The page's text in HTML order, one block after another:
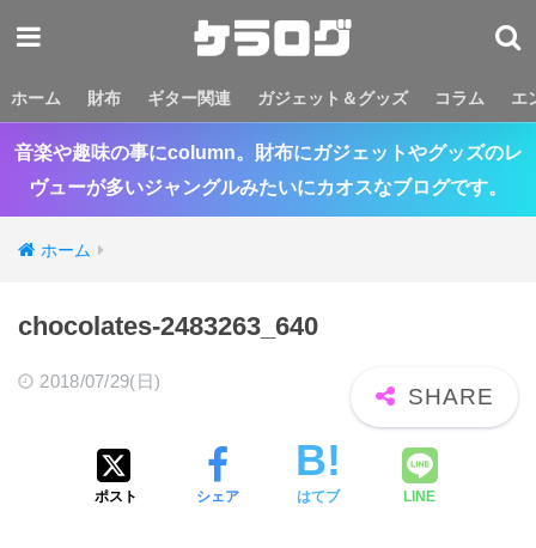
ホーム 財布 ギター関連 ガジェット＆グッズ コラム エ
音楽や趣味の事にcolumn。財布にガジェットやグッズのレ
ヴューが多いジャングルみたいにカオスなブログです。
ホーム
chocolates-2483263_640
2018/07/29(日)
ポスト シェア はてブ LINE